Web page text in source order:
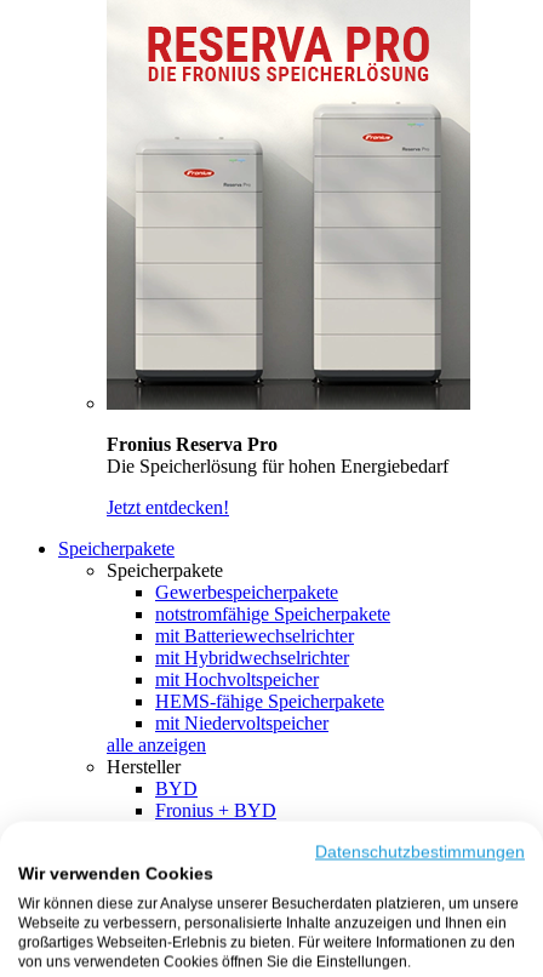
Fronius Reserva Pro
Die Speicherlösung für hohen Energiebedarf
Jetzt entdecken!
Speicherpakete
Speicherpakete
Gewerbespeicherpakete
notstromfähige Speicherpakete
mit Batteriewechselrichter
mit Hybridwechselrichter
mit Hochvoltspeicher
HEMS-fähige Speicherpakete
mit Niedervoltspeicher
alle anzeigen
Hersteller
BYD
Fronius + BYD
SMA + BYD
EcoFlow
EcoFlow + EcoFlow
FENECON
FENECON + FENECON
Datenschutzbestimmungen
Wir verwenden Cookies
Wir können diese zur Analyse unserer Besucherdaten platzieren, um unsere
Webseite zu verbessern, personalisierte Inhalte anzuzeigen und Ihnen ein
großartiges Webseiten-Erlebnis zu bieten. Für weitere Informationen zu den
von uns verwendeten Cookies öffnen Sie die Einstellungen.